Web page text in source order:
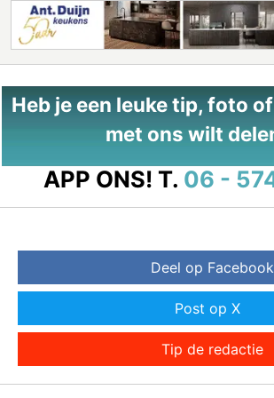
Heb je een leuke tip, foto
met ons wilt
APP ONS! T. 06 -
Deel op Facebook
Post op X
Tip de redactie